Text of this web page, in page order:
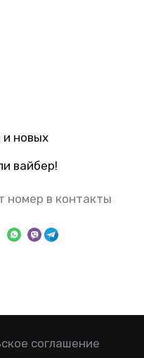
и новых
вайбер!
номер в контакты
соглашение